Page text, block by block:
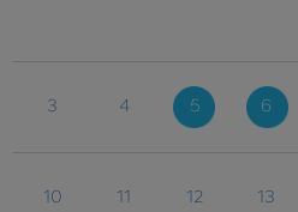
3 4 5 6
10 11 12 13